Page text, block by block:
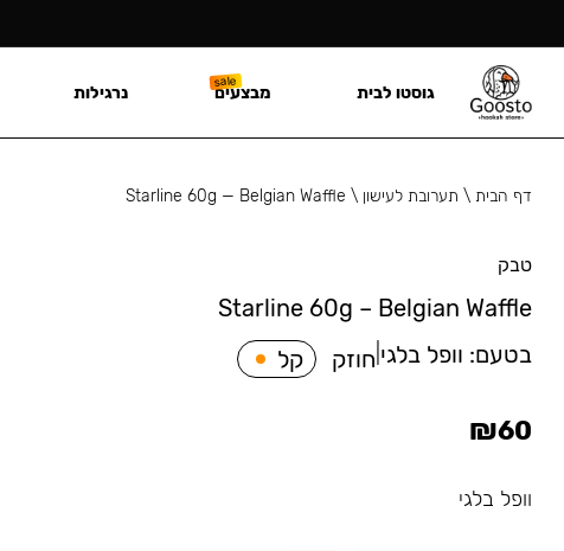
דף הבית\ תערובת לעישון \
Starline 60g — Belgian Waffle
טבק
Starline 60g – Belgian Waffle
בטעם: וופל בלגי חוזק קל
₪60
וופל בלגי
גוסטו לבית מבצעים נרגילות